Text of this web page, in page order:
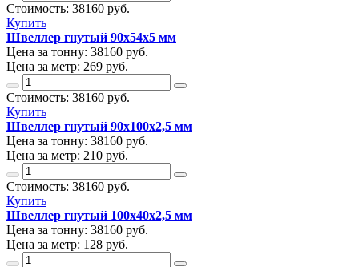
Стоимость: 38160 руб.
Купить
Швеллер гнутый 90х54х5 мм
Цена за тонну: 38160 руб.
Цена за метр: 269 руб.
Стоимость: 38160 руб.
Купить
Швеллер гнутый 90х100х2,5 мм
Цена за тонну: 38160 руб.
Цена за метр: 210 руб.
Стоимость: 38160 руб.
Купить
Швеллер гнутый 100х40х2,5 мм
Цена за тонну: 38160 руб.
Цена за метр: 128 руб.